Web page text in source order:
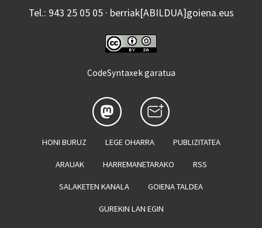
Tel.: 943 25 05 05 · berriak[ABILDUA]goiena.eus
CodeSyntaxek garatua
HONI BURUZ LEGE OHARRA PUBLIZITATEA
ARAUAK HARREMANETARAKO RSS
SALAKETEN KANALA GOIENA TALDEA
GUREKIN LAN EGIN